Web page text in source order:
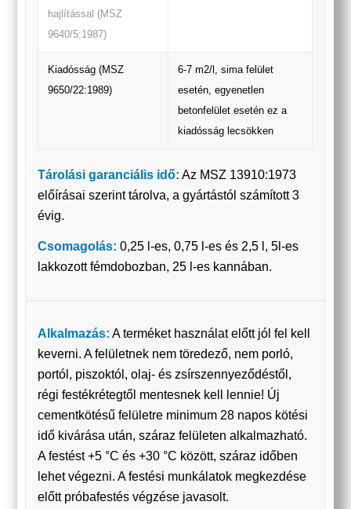
hajlítással (MSZ
9640/5:1987)
Kiadósság (MSZ
9650/22:1989)
6-7 m2/l, sima felület
esetén, egyenetlen
betonfelület esetén ez a
kiadósság lecsökken
Tárolási garanciális idő: Az MSZ 13910:1973
előírásai szerint tárolva, a gyártástól számított 3
évig.
Csomagolás: 0,25 l-es, 0,75 l-es és 2,5 l, 5l-es
lakkozott fémdobozban, 25 l-es kannában.
Alkalmazás: A terméket használat előtt jól fel kell
keverni. A felületnek nem töredező, nem porló,
portól, piszoktól, olaj- és zsírszennyeződéstől,
régi festékrétegtől mentesnek kell lennie! Új
cementkötésű felületre minimum 28 napos kötési
idő kivárása után, száraz felületen alkalmazható.
A festést +5 °C és +30 °C között, száraz időben
lehet végezni. A festési munkálatok megkezdése
előtt próbafestés végzése javasolt.